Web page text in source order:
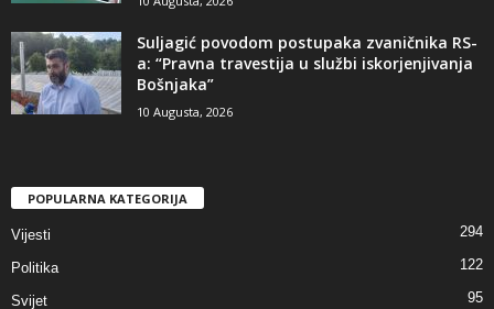
​Suljagić povodom postupaka zvaničnika RS-
a: “Pravna travestija u službi iskorjenjivanja
Bošnjaka”
10 Augusta, 2026
POPULARNA KATEGORIJA
Vijesti 294
Politika 122
Svijet 95